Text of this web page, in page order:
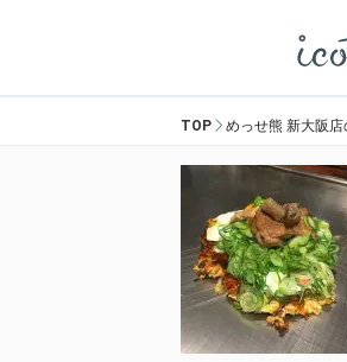
TOP めっせ熊 新大阪店